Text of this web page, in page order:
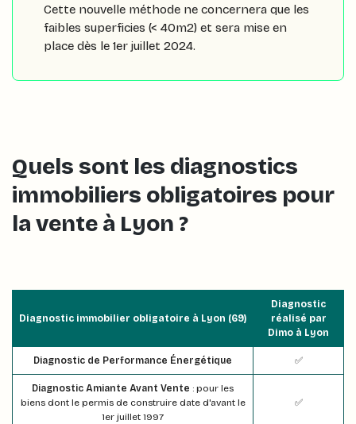
Cette nouvelle méthode ne concernera que les
faibles superficies (< 40m2) et sera mise en
place dès le 1er juillet 2024.
Quels sont les diagnostics
immobiliers obligatoires pour
la vente à Lyon ?
Diagnostic immobilier obligatoire à Lyon (69)
Diagnostic
réalisé par
Dimo à Lyon
Diagnostic de Performance Énergétique ✅
Diagnostic Amiante Avant Vente : pour les
biens dont le permis de construire date d'avant le
1er juillet 1997
✅